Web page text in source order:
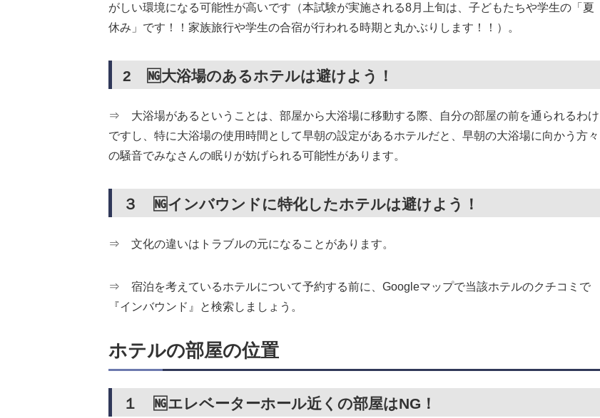
がしい環境になる可能性が高いです（本試験が実施される8月上旬は、子どもたちや学生の「夏
休み」です！！家族旅行や学生の合宿が行われる時期と丸かぶりします！！）。
2 🆖大浴場のあるホテルは避けよう！
⇒ 大浴場があるということは、部屋から大浴場に移動する際、自分の部屋の前を通られるわけ
ですし、特に大浴場の使用時間として早朝の設定があるホテルだと、早朝の大浴場に向かう方々
の騒音でみなさんの眠りが妨げられる可能性があります。
３ 🆖インバウンドに特化したホテルは避けよう！
⇒ 文化の違いはトラブルの元になることがあります。
⇒ 宿泊を考えているホテルについて予約する前に、Googleマップで当該ホテルのクチコミで
『インバウンド』と検索しましょう。
ホテルの部屋の位置
１ 🆖エレベーターホール近くの部屋はNG！